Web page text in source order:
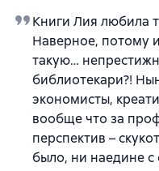
Книги Лия любила
Наверное, потому
такую…
библиотекари?!
экономисты,
вообще что за
перспектив –
было, ни наедине